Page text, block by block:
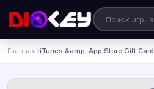
Главная iTunes &amp; App Store Gift